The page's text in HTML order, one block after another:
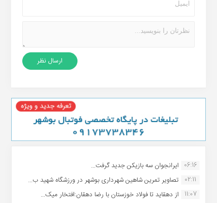
06:16 ایرانجوان سه بازیکن جدید گرفت...
02:11
تصاویر تمرین شاهین شهردارى بوشهر در ورزشگاه شهید ب...
11:07
از دهقاید تا فولاد خوزستان با رضا دهقان:افتخار میک...